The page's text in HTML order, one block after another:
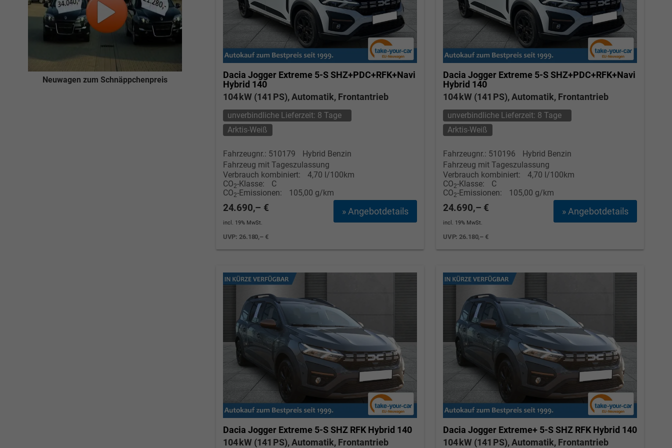
Dacia Jogger Extreme 5-S SHZ+PDC+RFK+Navi
Hybrid 140
104 kW (141 PS), Automatik, Frontantrieb
unverbindliche Lieferzeit: 8 Tage
Arktis-Weiß
Fahrzeugnr.: 510179
Hybrid Benzin
Fahrzeug mit Tageszulassung
Verbrauch kombiniert:
4,70 l/100km
CO2-Klasse:
C
CO2-Emissionen: 105,00 g/km
» Angebotdetails
24.690,– €
incl. 19% MwSt.
UVP:26.180,– €
Dacia Jogger Extreme 5-S SHZ+PDC+RFK+Navi
Hybrid 140
104 kW (141 PS), Automatik, Frontantrieb
unverbindliche Lieferzeit: 8 Tage
Arktis-Weiß
Fahrzeugnr.: 510196
Hybrid Benzin
Fahrzeug mit Tageszulassung
Verbrauch kombiniert:
4,70 l/100km
CO2-Klasse:
C
CO2-Emissionen: 105,00 g/km
» Angebotdetails
24.690,– €
incl. 19% MwSt.
UVP:26.180,– €
Dacia Jogger Extreme 5-S SHZ RFK Hybrid 140
104 kW (141 PS), Automatik, Frontantrieb
Dacia Jogger Extreme+ 5-S SHZ RFK Hybrid 140
104 kW (141 PS), Automatik, Frontantrieb
Neuwagen zum Schnäppchenpreis